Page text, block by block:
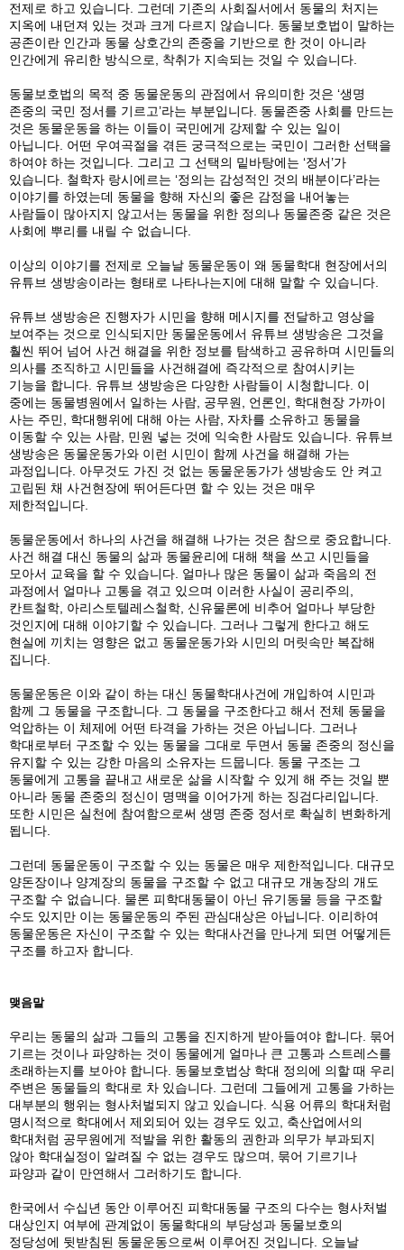
전제로 하고 있습니다. 그런데 기존의 사회질서에서 동물의 처지는
지옥에 내던져 있는 것과 크게 다르지 않습니다. 동물보호법이 말하는
공존이란 인간과 동물 상호간의 존중을 기반으로 한 것이 아니라
인간에게 유리한 방식으로, 착취가 지속되는 것일 수 있습니다.
동물보호법의 목적 중 동물운동의 관점에서 유의미한 것은 ‘생명
존중의 국민 정서를 기르고’라는 부분입니다. 동물존중 사회를 만드는
것은 동물운동을 하는 이들이 국민에게 강제할 수 있는 일이
아닙니다. 어떤 우여곡절을 겪든 궁극적으로는 국민이 그러한 선택을
하여야 하는 것입니다. 그리고 그 선택의 밑바탕에는 ‘정서’가
있습니다. 철학자 랑시에르는 ‘정의는 감성적인 것의 배분이다’라는
이야기를 하였는데 동물을 향해 자신의 좋은 감정을 내어놓는
사람들이 많아지지 않고서는 동물을 위한 정의나 동물존중 같은 것은
사회에 뿌리를 내릴 수 없습니다.
이상의 이야기를 전제로 오늘날 동물운동이 왜 동물학대 현장에서의
유튜브 생방송이라는 형태로 나타나는지에 대해 말할 수 있습니다.
유튜브 생방송은 진행자가 시민을 향해 메시지를 전달하고 영상을
보여주는 것으로 인식되지만 동물운동에서 유튜브 생방송은 그것을
훨씬 뛰어 넘어 사건 해결을 위한 정보를 탐색하고 공유하며 시민들의
의사를 조직하고 시민들을 사건해결에 즉각적으로 참여시키는
기능을 합니다. 유튜브 생방송은 다양한 사람들이 시청합니다. 이
중에는 동물병원에서 일하는 사람, 공무원, 언론인, 학대현장 가까이
사는 주민, 학대행위에 대해 아는 사람, 자차를 소유하고 동물을
이동할 수 있는 사람, 민원 넣는 것에 익숙한 사람도 있습니다. 유튜브
생방송은 동물운동가와 이런 시민이 함께 사건을 해결해 가는
과정입니다. 아무것도 가진 것 없는 동물운동가가 생방송도 안 켜고
고립된 채 사건현장에 뛰어든다면 할 수 있는 것은 매우
제한적입니다.
동물운동에서 하나의 사건을 해결해 나가는 것은 참으로 중요합니다.
사건 해결 대신 동물의 삶과 동물윤리에 대해 책을 쓰고 시민들을
모아서 교육을 할 수 있습니다. 얼마나 많은 동물이 삶과 죽음의 전
과정에서 얼마나 고통을 겪고 있으며 이러한 사실이 공리주의,
칸트철학, 아리스토텔레스철학, 신유물론에 비추어 얼마나 부당한
것인지에 대해 이야기할 수 있습니다. 그러나 그렇게 한다고 해도
현실에 끼치는 영향은 없고 동물운동가와 시민의 머릿속만 복잡해
집니다.
동물운동은 이와 같이 하는 대신 동물학대사건에 개입하여 시민과
함께 그 동물을 구조합니다. 그 동물을 구조한다고 해서 전체 동물을
억압하는 이 체제에 어떤 타격을 가하는 것은 아닙니다. 그러나
학대로부터 구조할 수 있는 동물을 그대로 두면서 동물 존중의 정신을
유지할 수 있는 강한 마음의 소유자는 드뭅니다. 동물 구조는 그
동물에게 고통을 끝내고 새로운 삶을 시작할 수 있게 해 주는 것일 뿐
아니라 동물 존중의 정신이 명맥을 이어가게 하는 징검다리입니다.
또한 시민은 실천에 참여함으로써 생명 존중 정서로 확실히 변화하게
됩니다.
그런데 동물운동이 구조할 수 있는 동물은 매우 제한적입니다. 대규모
양돈장이나 양계장의 동물을 구조할 수 없고 대규모 개농장의 개도
구조할 수 없습니다. 물론 피학대동물이 아닌 유기동물 등을 구조할
수도 있지만 이는 동물운동의 주된 관심대상은 아닙니다. 이리하여
동물운동은 자신이 구조할 수 있는 학대사건을 만나게 되면 어떻게든
구조를 하고자 합니다.
맺음말
우리는 동물의 삶과 그들의 고통을 진지하게 받아들여야 합니다. 묶어
기르는 것이나 파양하는 것이 동물에게 얼마나 큰 고통과 스트레스를
초래하는지를 보아야 합니다. 동물보호법상 학대 정의에 의할 때 우리
주변은 동물들의 학대로 차 있습니다. 그런데 그들에게 고통을 가하는
대부분의 행위는 형사처벌되지 않고 있습니다. 식용 어류의 학대처럼
명시적으로 학대에서 제외되어 있는 경우도 있고, 축산업에서의
학대처럼 공무원에게 적발을 위한 활동의 권한과 의무가 부과되지
않아 학대실정이 알려질 수 없는 경우도 많으며, 묶어 기르기나
파양과 같이 만연해서 그러하기도 합니다.
한국에서 수십년 동안 이루어진 피학대동물 구조의 다수는 형사처벌
대상인지 여부에 관계없이 동물학대의 부당성과 동물보호의
정당성에 뒷받침된 동물운동으로써 이루어진 것입니다. 오늘날